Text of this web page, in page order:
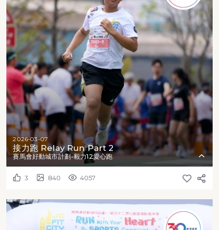
2026-03-07
接力跑 Relay Run Part 2
賽馬會好動城市計劃-毅力12愛心跑
3 840 4057